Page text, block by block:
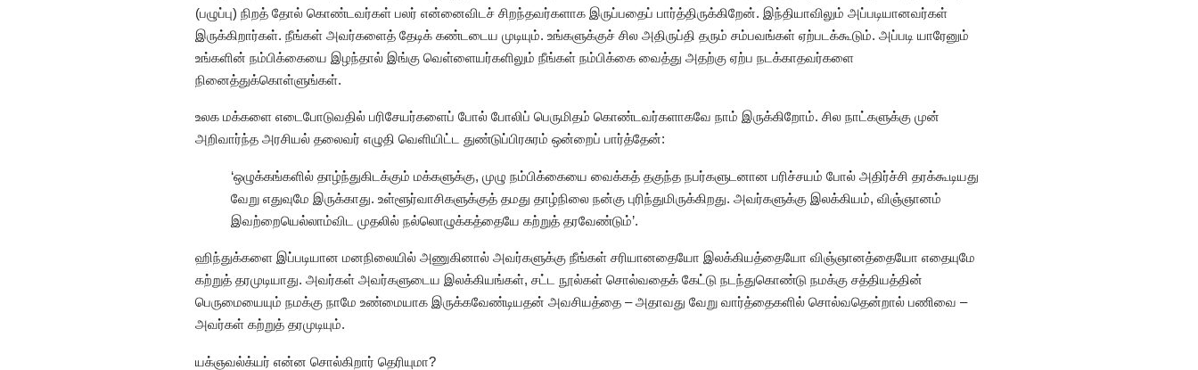
(பழுப்பு) நிறத் தோல் கொண்டவர்கள் பலர் என்னைவிடச் சிறந்தவர்களாக இருப்பதைப் பார்த்திருக்கிறேன். இந்தியாவிலும் அப்படியானவர்கள்
இருக்கிறார்கள். நீங்கள் அவர்களைத் தேடிக் கண்டடைய முடியும். உங்களுக்குச் சில அதிருப்தி தரும் சம்பவங்கள் ஏற்படக்கூடும். அப்படி யாரேனும்
உங்களின் நம்பிக்கையை இழந்தால் இங்கு வெள்ளையர்களிலும் நீங்கள் நம்பிக்கை வைத்து அதற்கு ஏற்ப நடக்காதவர்களை
நினைத்துக்கொள்ளுங்கள்.
உலக மக்களை எடைபோடுவதில் பரிசேயர்களைப் போல் போலிப் பெருமிதம் கொண்டவர்களாகவே நாம் இருக்கிறோம். சில நாட்களுக்கு முன்
அறிவார்ந்த அரசியல் தலைவர் எழுதி வெளியிட்ட துண்டுப்பிரசுரம் ஒன்றைப் பார்த்தேன்:
‘ஒழுக்கங்களில் தாழ்ந்துகிடக்கும் மக்களுக்கு, முழு நம்பிக்கையை வைக்கத் தகுந்த நபர்களுடனான பரிச்சயம் போல் அதிர்ச்சி தரக்கூடியது
வேறு எதுவுமே இருக்காது. உள்ளூர்வாசிகளுக்குத் தமது தாழ்நிலை நன்கு புரிந்துமிருக்கிறது. அவர்களுக்கு இலக்கியம், விஞ்ஞானம்
இவற்றையெல்லாம்விட முதலில் நல்லொழுக்கத்தையே கற்றுத் தரவேண்டும்’.
ஹிந்துக்களை இப்படியான மனநிலையில் அணுகினால் அவர்களுக்கு நீங்கள் சரியானதையோ இலக்கியத்தையோ விஞ்ஞானத்தையோ எதையுமே
கற்றுத் தரமுடியாது. அவர்கள் அவர்களுடைய இலக்கியங்கள், சட்ட நூல்கள் சொல்வதைக் கேட்டு நடந்துகொண்டு நமக்கு சத்தியத்தின்
பெருமையையும் நமக்கு நாமே உண்மையாக இருக்கவேண்டியதன் அவசியத்தை – அதாவது வேறு வார்த்தைகளில் சொல்வதென்றால் பணிவை –
அவர்கள் கற்றுத் தரமுடியும்.
யக்ஞவல்க்யர் என்ன சொல்கிறார் தெரியுமா?